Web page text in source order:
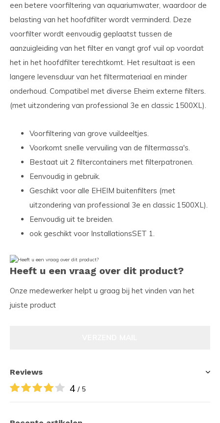
een betere voorfiltering van aquariumwater, waardoor de
belasting van het hoofdfilter wordt verminderd. Deze
voorfilter wordt eenvoudig geplaatst tussen de
aanzuigleiding van het filter en vangt grof vuil op voordat
het in het hoofdfilter terechtkomt. Het resultaat is een
langere levensduur van het filtermateriaal en minder
onderhoud. Compatibel met diverse Eheim externe filters.
(met uitzondering van professional 3e en classic 1500XL).
Voorfiltering van grove vuildeeltjes.
Voorkomt snelle vervuiling van de filtermassa's.
Bestaat uit 2 filtercontainers met filterpatronen.
Eenvoudig in gebruik.
Geschikt voor alle EHEIM buitenfilters (met
uitzondering van professional 3e en classic 1500XL).
Eenvoudig uit te breiden.
ook geschikt voor InstallationsSET 1.
Heeft u een vraag over dit product?
Onze medewerker helpt u graag bij het vinden van het
juiste product
Reviews
4 / 5